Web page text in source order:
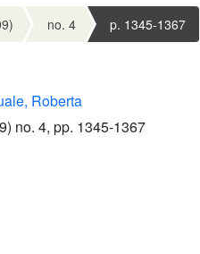
no. 4 p. 1345-1367
Roberta
no. 4, pp. 1345-1367